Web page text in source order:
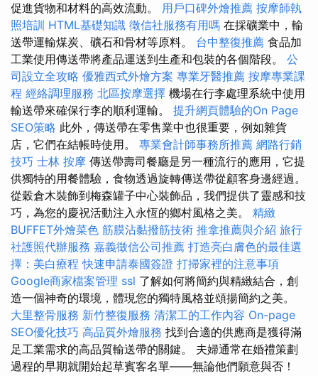
促進貨物和材料的高效流動。 用戶口碑外燴推薦 按摩師執
照培訓 HTML基礎知識 徵信社服務有用嗎 在採礦業中，輸
送帶運輸煤炭、礦石和骨材等原料。 台中整復推薦 食品加
工業使用傳送帶將產品運送到生產和包裝的各個階段。 公
司設立全攻略 優雅西式外燴方案 專業牙醫推薦 按摩專業課
程 經絡調理服務 北區按摩選擇 機場在行李處理系統中使用
輸送帶來確保行李的順利運輸。 提升網頁體驗的On Page
SEO策略 此外，傳送帶在零售業中也很重要，例如雜貨
店，它們在結帳時使用。 專業會計師事務所推薦 網路行銷
技巧 士林 按摩 傳送帶壽司餐廳是另一種流行的應用，它提
供獨特的用餐體驗，食物透過旋轉傳送帶從顧客身邊經過。
從穀倉木裝飾到梅森罐子中心裝飾品，我們提供了靈感和技
巧，為您的慶祝活動注入永恆的鄉村風格之美。 精緻
BUFFET外燴菜色 筋膜沾黏撥筋技術 推拿推薦與介紹 旅行
社護照代辦服務 嘉義徵信公司推薦 打造亮白膚色的最佳選
擇：美白療程 快速申請泰國簽證 打掃家裡的注意事項
Google商家檔案管理 ssl 了解如何將簡約與精緻結合，創
造一個神奇的環境，體現您的獨特風格並頌揚簡約之美。
大里整骨服務 新竹整復服務 清潔工的工作內容 On-page
SEO優化技巧 高品質外燴服務 找到合適的供應商是獲得滿
足工業需求的高品質輸送帶的關鍵。 夫婦通常在婚禮策劃
過程的早期就開始起草賓客名單——無論他們願意與否！